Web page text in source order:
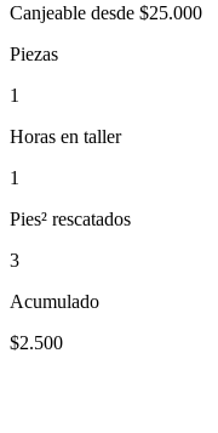
Canjeable desde $25.000
Piezas
1
Horas en taller
1
Pies² rescatados
3
Acumulado
$2.500